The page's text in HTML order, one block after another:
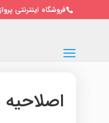
فروشگاه اینترنتی پرواز 09128501125 / 02122691010